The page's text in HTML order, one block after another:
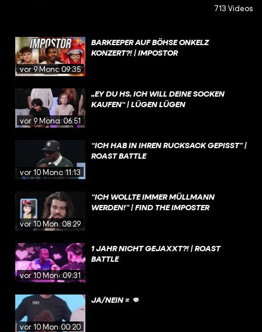
713 Videos
vor 9 Monaten
09:35
BARKEEPER AUF BÖHSE ONKELZ
KONZERT?! | IMPOSTOR
vor 9 Monaten06:51
„EY DU HS, ICH WILL DEINE SOCKEN
KAUFEN“ | LÜGEN LÜGEN
vor 10 Monaten
11:13
“ICH HAB IN IHREN RUCKSACK GEPISST” |
ROAST BATTLE
vor 10 Monaten
08:29
“ICH WOLLTE IMMER MÜLLMANN
WERDEN!” | FIND THE IMPOSTER
vor 10 Monaten
09:31
1 JAHR NICHT GEJAXXT?! | ROAST
BATTLE
vor 10 Monaten
00:20
JA/NEIN = 👊